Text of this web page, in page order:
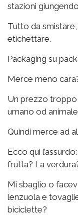
stazioni
Tutto da
etichettare.
Packaging su
Merce meno
Un prezzo
umano od
Quindi merce ad
Ecco qui
frutta? La
Mi sbaglio o
lenzuola e
biciclette?